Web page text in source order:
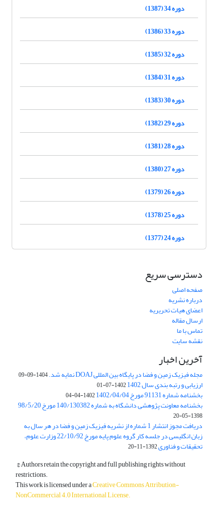
دوره 34 (1387)
دوره 33 (1386)
دوره 32 (1385)
دوره 31 (1384)
دوره 30 (1383)
دوره 29 (1382)
دوره 28 (1381)
دوره 27 (1380)
دوره 26 (1379)
دوره 25 (1378)
دوره 24 (1377)
دسترسی سریع
صفحه اصلی
درباره نشریه
اعضای هیات تحریریه
ارسال مقاله
تماس با ما
نقشه سایت
آخرین اخبار
مجله فیزیک زمین و فضا در پایگاه بین المللی DOAJ نمایه شد. 1404-09-09
ارزیابی و رتبه بندی سال 1402 1402-07-01
بخشنامه شماره 91131 مورخ 1402/04/04 1402-04-04
بخشنامه معاونت پژوهشی دانشگاه به شماره 140/130382 مورخ 98/5/20
1398-05-20
دریافت مجوز انتشار 1 شماره از نشریه فیزیک زمین و فضا در هر سال به
زبان انگلیسی در جلسه کار گروه علوم پایه مورخ 22/10/92 وزارت علوم،
تحقیقات و فناوری1392-11-20
© Authors retain the copyright and full publishing rights without
restrictions.
This work is licensed under aCreative Commons Attribution-
NonCommercial 4.0 International License.